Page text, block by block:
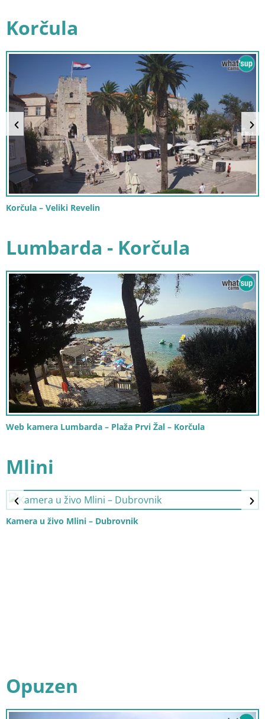
Korčula
Korčula – Veliki Revelin
Lumbarda - Korčula
Web kamera Lumbarda – Plaža Prvi Žal – Korčula
Mlini
Kamera u živo Mlini – Dubrovnik
Opuzen